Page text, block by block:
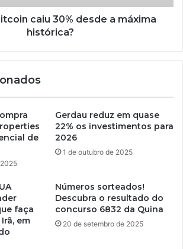
caiu 30% desde a máxima
histórica?
de
Gerdau reduz em quase
22% os investimentos para
2026
1 de outubro de 2025
faça
em
Números sorteados!
Descubra o resultado do
concurso 6832 da Quina
20 de setembro de 2025